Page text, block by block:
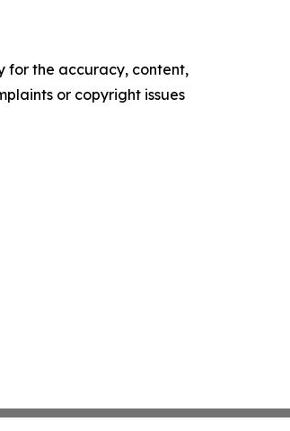
for the accuracy, content,
or copyright issues